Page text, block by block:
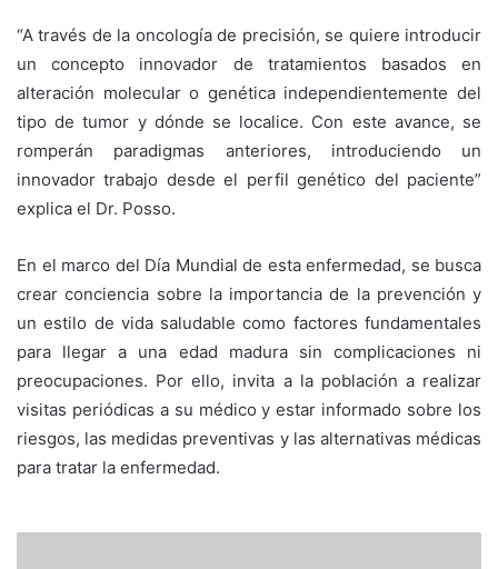
“A través de la oncología de precisión, se quiere introducir
un concepto innovador de tratamientos basados en
alteración molecular o genética independientemente del
tipo de tumor y dónde se localice. Con este avance, se
romperán paradigmas anteriores, introduciendo un
innovador trabajo desde el perfil genético del paciente”
explica el Dr. Posso.
En el marco del Día Mundial de esta enfermedad, se busca
crear conciencia sobre la importancia de la prevención y
un estilo de vida saludable como factores fundamentales
para llegar a una edad madura sin complicaciones ni
preocupaciones. Por ello, invita a la población a realizar
visitas periódicas a su médico y estar informado sobre los
riesgos, las medidas preventivas y las alternativas médicas
para tratar la enfermedad.